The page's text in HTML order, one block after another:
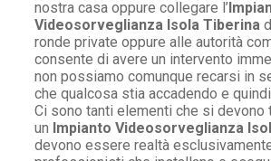
nostra casa oppure collegare l’
Videosorveglianza Isola Tiberina
ronde private oppure alle autorità
consente di avere un intervento
non possiamo comunque recarsi in
che qualcosa stia accadendo e
Ci sono tanti elementi che si devono
un Impianto Videosorveglianza
devono essere realtà